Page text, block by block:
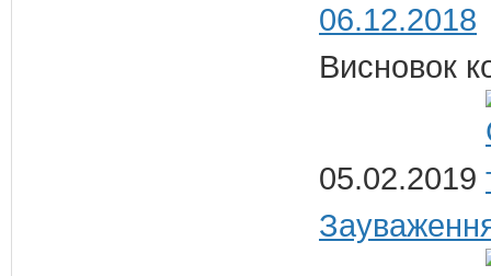
06.12.2018
Висновок
05.02.2019